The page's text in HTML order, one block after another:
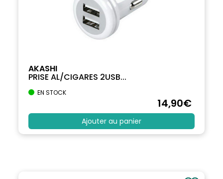
AKASHI
PRISE AL/CIGARES 2USB...
EN STOCK
14,90€
Ajouter au panier